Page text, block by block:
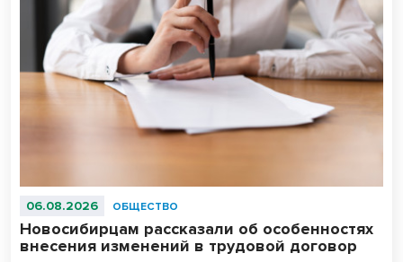
06.08.2026 ОБЩЕСТВО
Новосибирцам рассказали об особенностях
внесения изменений в трудовой договор